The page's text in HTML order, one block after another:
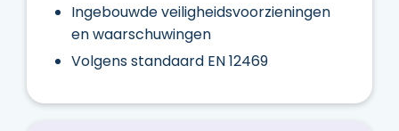
Ingebouwde veiligheidsvoorzieningen
en waarschuwingen
Volgens standaard EN 12469